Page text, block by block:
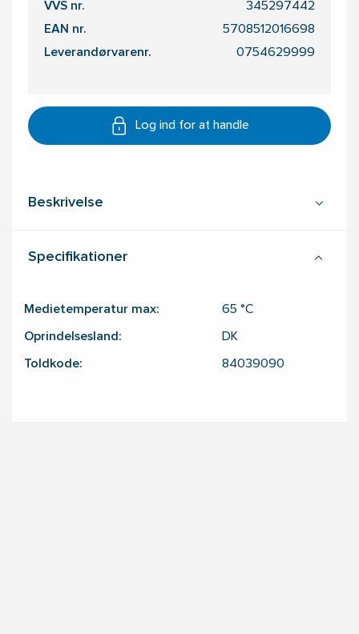
VVS nr. 345297442
EAN nr. 5708512016698
Leverandørvarenr. 0754629999
Log ind for at handle
Beskrivelse
Specifikationer
Medietemperatur max: 65 °C
Oprindelsesland: DK
Toldkode: 84039090